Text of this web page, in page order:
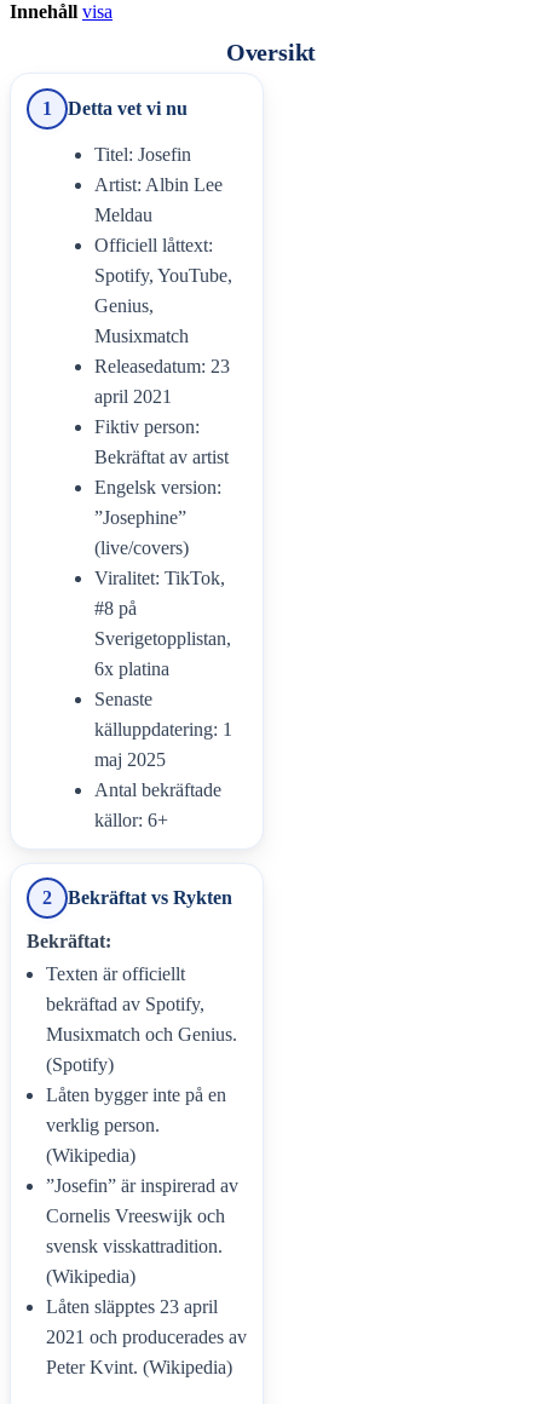
Innehåll visa
Oversikt
1 Detta vet vi nu
Titel: Josefin
Artist: Albin Lee
Meldau
Officiell låttext:
Spotify, YouTube,
Genius,
Musixmatch
Releasedatum: 23
april 2021
Fiktiv person:
Bekräftat av artist
Engelsk version:
”Josephine”
(live/covers)
Viralitet: TikTok,
#8 på
Sverigetopplistan,
6x platina
Senaste
källuppdatering: 1
maj 2025
Antal bekräftade
källor: 6+
2 Bekräftat vs Rykten
Bekräftat:
Texten är officiellt
bekräftad av Spotify,
Musixmatch och Genius.
(Spotify)
Låten bygger inte på en
verklig person.
(Wikipedia)
”Josefin” är inspirerad av
Cornelis Vreeswijk och
svensk visskattradition.
(Wikipedia)
Låten släpptes 23 april
2021 och producerades av
Peter Kvint. (Wikipedia)